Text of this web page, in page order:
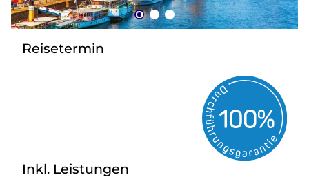
Reisetermin
Inkl. Leistungen